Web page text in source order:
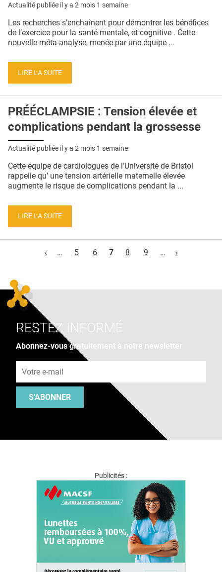
Actualité publiée il y a 2 mois 1 semaine
Les recherches s’enchaînent pour démontrer les bénéfices
de l’exercice pour la santé mentale, et cognitive . Cette
nouvelle méta-analyse, menée par une équipe ...
LIRE LA SUITE
PRÉÉCLAMPSIE : Tension élevée et
complications pendant la grossesse
Actualité publiée il y a 2 mois 1 semaine
Cette équipe de cardiologues de l’Université de Bristol
rappelle qu’ une tension artérielle maternelle élevée
augmente le risque de complications pendant la ...
LIRE LA SUITE
‹
… 5 6 7 8 9 … ›
RESTEZ INFORMÉ
Abonnez-vous gratuitement à notre newsletter
S'ABONNER
Publicités :